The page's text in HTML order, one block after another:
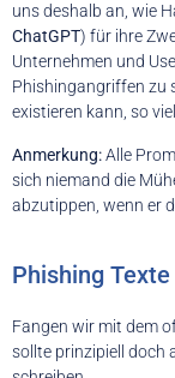
uns deshalb an, wie
ChatGPT) für ihre
Unternehmen und
Phishingangriffen zu
existieren kann, so
Anmerkung:Alle
sich niemand die
abzutippen, wenn er
Phishing
Fangen wir mit dem
sollte prinzipiell doch